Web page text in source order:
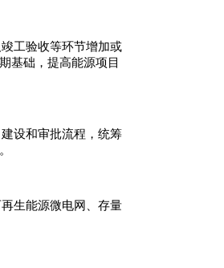
工验收等环节增加或
基础，提高能源项目
设和审批流程，统筹
生能源微电网、存量